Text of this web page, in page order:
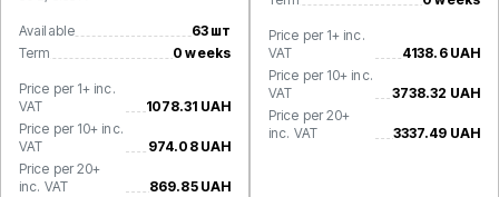
Available
63 шт
Term
0 weeks
Price per 1+ inc.
VAT
1078.31 UAH
Price per 10+ inc.
VAT
974.08 UAH
Price per 20+
inc. VAT
869.85 UAH
Price per 1+ inc.
VAT
4138.6 UAH
Price per 10+ inc.
VAT
3738.32 UAH
Price per 20+
inc. VAT
3337.49 UAH